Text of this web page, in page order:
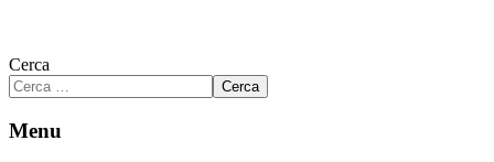
Cerca
Cerca
Menu